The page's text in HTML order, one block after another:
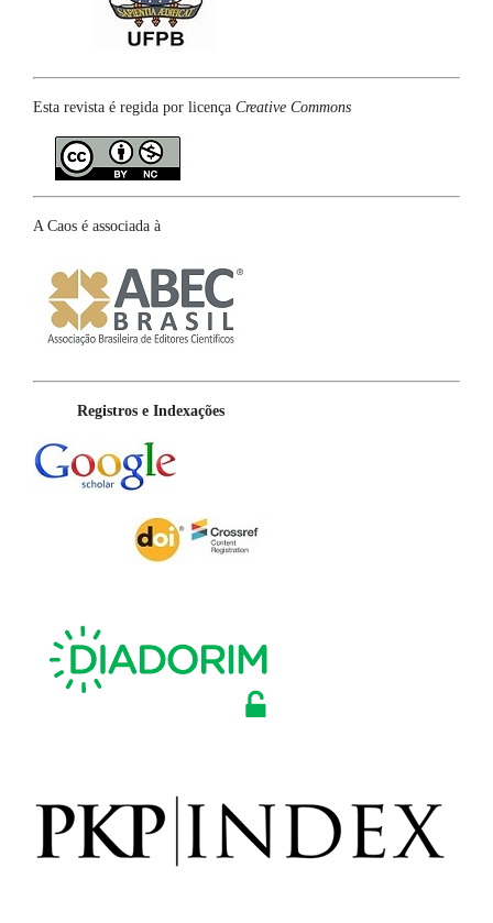
Esta revista é regida por licença Creative Commons
A Caos é associada à
Registros e Indexações